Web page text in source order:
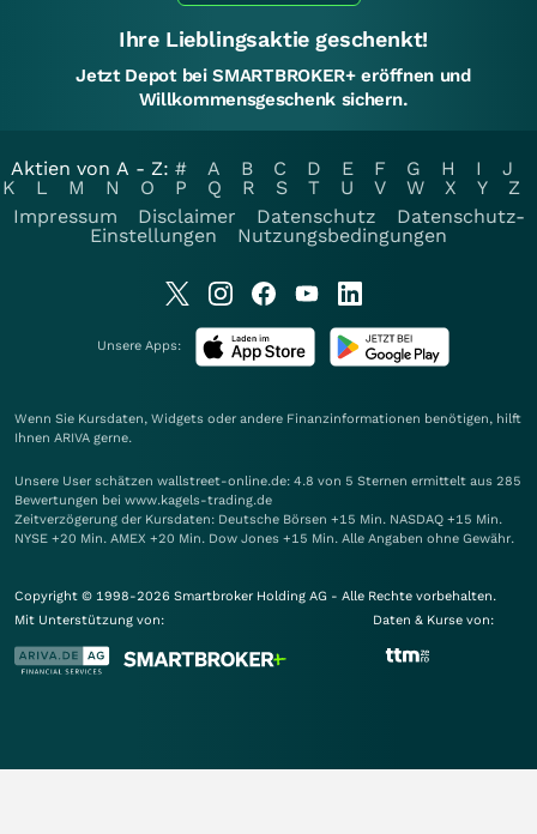
Ihre Lieblingsaktie geschenkt!
Jetzt Depot bei SMARTBROKER+ eröffnen und
Willkommensgeschenk sichern.
Aktien von A - Z: # A B C D E F G H I
J
K
L M N O P Q R S T U V W X Y
Z
Impressum
Disclaimer Datenschutz
Datenschutz-
Einstellungen
Nutzungsbedingungen
Unsere Apps:
Wenn Sie Kursdaten, Widgets oder andere Finanzinformationen benötigen, hilft
Ihnen ARIVA gerne.
Unsere User schätzen wallstreet-online.de: 4.8 von 5 Sternen ermittelt aus 285
Bewertungen bei www.kagels-trading.de
Zeitverzögerung der Kursdaten: Deutsche Börsen +15 Min. NASDAQ +15 Min.
NYSE +20 Min. AMEX +20 Min. Dow Jones +15 Min. Alle Angaben ohne Gewähr.
Copyright © 1998-2026 Smartbroker Holding AG - Alle Rechte vorbehalten.
Mit Unterstützung von:
Daten & Kurse von: